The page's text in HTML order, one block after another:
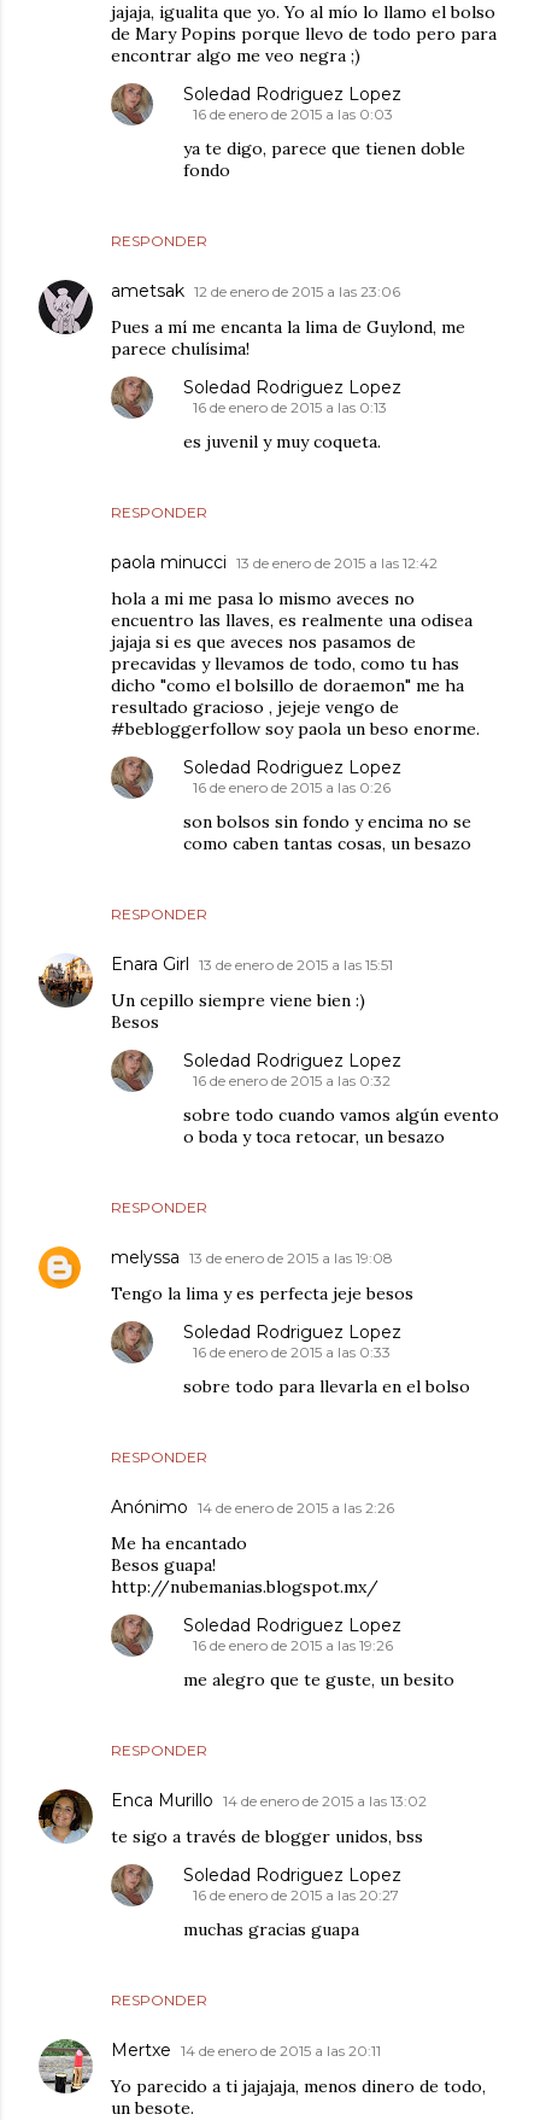
jajaja, igualita que yo. Yo al mío lo llamo el bolso
de Mary Popins porque llevo de todo pero para
encontrar algo me veo negra ;)
RESPONDER
Soledad Rodriguez Lopez
16 de enero de 2015 a las 0:03
ya te digo, parece que tienen doble
fondo
ametsak 12 de enero de 2015 a las 23:06
Pues a mí me encanta la lima de Guylond, me
parece chulísima!
RESPONDER
Soledad Rodriguez Lopez
16 de enero de 2015 a las 0:13
es juvenil y muy coqueta.
paola minucci 13 de enero de 2015 a las 12:42
hola a mi me pasa lo mismo aveces no
encuentro las llaves, es realmente una odisea
jajaja si es que aveces nos pasamos de
precavidas y llevamos de todo, como tu has
dicho "como el bolsillo de doraemon" me ha
resultado gracioso , jejeje vengo de
#bebloggerfollow soy paola un beso enorme.
RESPONDER
Soledad Rodriguez Lopez
16 de enero de 2015 a las 0:26
son bolsos sin fondo y encima no se
como caben tantas cosas, un besazo
Enara Girl 13 de enero de 2015 a las 15:51
Un cepillo siempre viene bien :)
Besos
RESPONDER
Soledad Rodriguez Lopez
16 de enero de 2015 a las 0:32
sobre todo cuando vamos algún evento
o boda y toca retocar, un besazo
melyssa 13 de enero de 2015 a las 19:08
Tengo la lima y es perfecta jeje besos
RESPONDER
Soledad Rodriguez Lopez
16 de enero de 2015 a las 0:33
sobre todo para llevarla en el bolso
Anónimo 14 de enero de 2015 a las 2:26
Me ha encantado
Besos guapa!
http://nubemanias.blogspot.mx/
RESPONDER
Soledad Rodriguez Lopez
16 de enero de 2015 a las 19:26
me alegro que te guste, un besito
Enca Murillo 14 de enero de 2015 a las 13:02
te sigo a través de blogger unidos, bss
RESPONDER
Soledad Rodriguez Lopez
16 de enero de 2015 a las 20:27
muchas gracias guapa
Mertxe 14 de enero de 2015 a las 20:11
Yo parecido a ti jajajaja, menos dinero de todo,
un besote.